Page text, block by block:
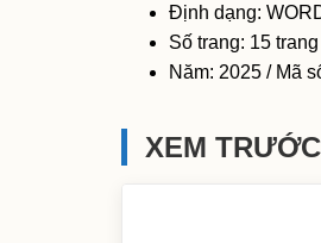
Định dạng:
Số trang: 15
Năm: 2025 / Mã
XEM